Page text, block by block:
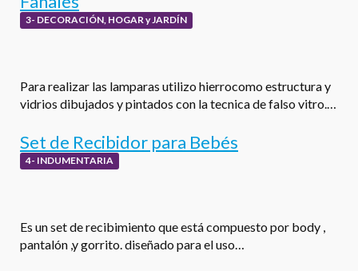
3- DECORACIÓN, HOGAR y JARDÍN
Para realizar las lamparas utilizo hierrocomo estructura y
vidrios dibujados y pintados con la tecnica de falso vitro.…
Set de Recibidor para Bebés
4- INDUMENTARIA
Es un set de recibimiento que está compuesto por body ,
pantalón ,y gorrito. diseñado para el uso…